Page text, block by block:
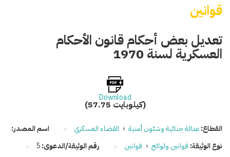
قوانين
تعديل بعض أحكام قانون الأحكام
العسكرية لسنة 1970
Download
(57.75 كيلوبايت)
القطاع:عدالة جنائية وشئون أمنية › القضاء العسكري
نوع الوثيقة: قوانين ولوائح › قوانين رقم الوثيقة/الدعوى:5
اسم المصدر: